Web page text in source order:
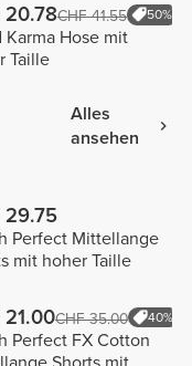
20.78CHF 41.55 50%
Karma Hose mit
Taille
Alles
ansehen
29.75
Perfect Mittellange
mit hoher Taille
21.00CHF 35.00 40%
Perfect FX Cotton